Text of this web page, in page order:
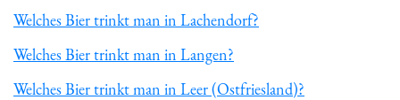
Welches Bier trinkt man in Lachendorf?
Welches Bier trinkt man in Langen?
Welches Bier trinkt man in Leer (Ostfriesland)?